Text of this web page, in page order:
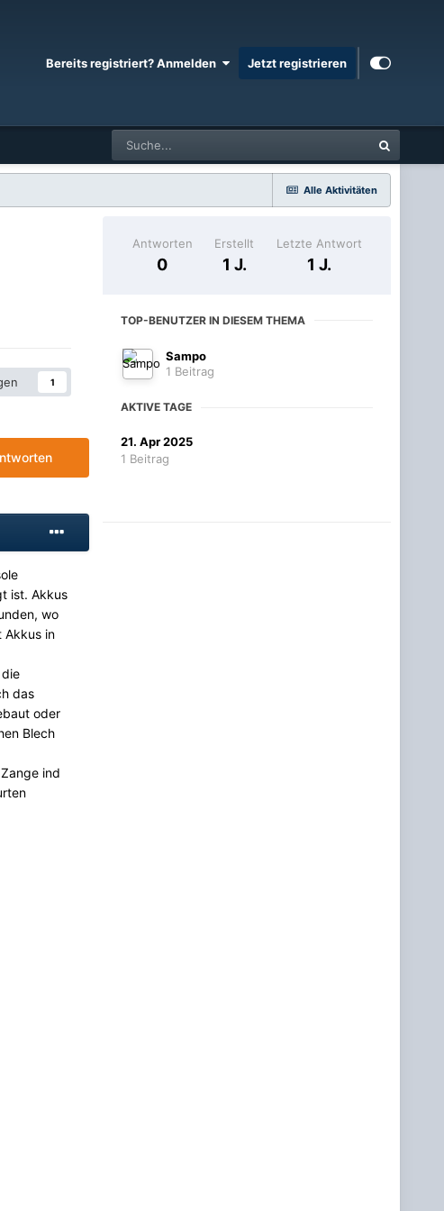
Bereits registriert? Anmelden Jetzt registrieren
Alle Aktivitäten
1
ist. Akkus
wo
Akkus in
das
oder
Blech
ind
Antworten
0
Erstellt
1 J.
Letzte Antwort
1 J.
TOP-BENUTZER IN DIESEM THEMA
Sampo
1 Beitrag
AKTIVE TAGE
21. Apr 2025
1 Beitrag